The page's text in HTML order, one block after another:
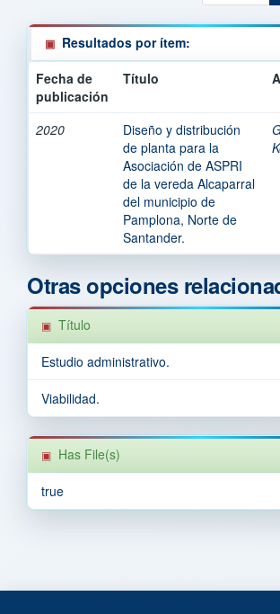
Resultados por ítem:
Fecha de
publicación
Título
2020
Diseño y distribución
de planta para la
Asociación de ASPRI
de la vereda Alcaparral
del municipio de
Pamplona, Norte de
Santander.
Otras opciones
Título
Estudio administrativo.
Viabilidad.
Has File(s)
true